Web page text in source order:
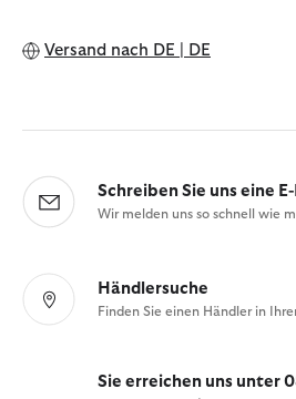
Versand nach DE | DE
Schreiben Sie uns eine E-
Wir melden uns so schnell wie
Händlersuche
Finden Sie einen Händler in
Sie erreichen uns unter